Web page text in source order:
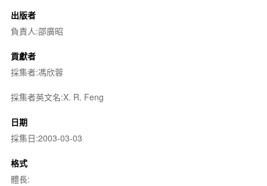
出版者
負責人:邵廣昭
貢獻者
採集者:馮欣蓉
採集者英文名:X. R. Feng
日期
採集日:2003-03-03
格式
體長: